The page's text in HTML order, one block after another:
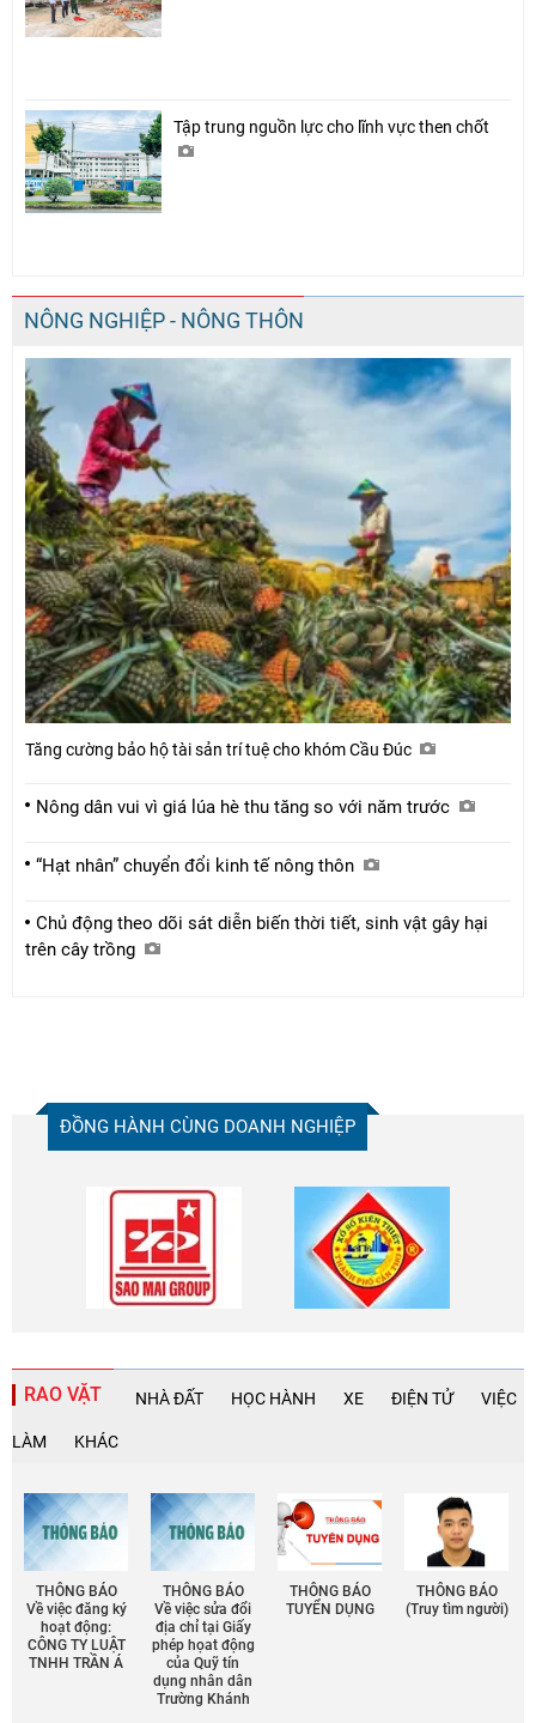
Tập trung nguồn lực cho lĩnh vực then chốt
NÔNG NGHIỆP - NÔNG THÔN
Tăng cường bảo hộ tài sản trí tuệ cho khóm Cầu Đúc
Nông dân vui vì giá lúa hè thu tăng so với năm trước
“Hạt nhân” chuyển đổi kinh tế nông thôn
Chủ động theo dõi sát diễn biến thời tiết, sinh vật gây hại
trên cây trồng
ĐỒNG HÀNH CÙNG DOANH NGHIỆP
RAO VẶT NHÀ ĐẤT HỌC HÀNH XE ĐIỆN TỬ VIỆC
LÀM KHÁC
THÔNG BÁO
Về việc đăng ký
hoạt động:
CÔNG TY LUẬT
TNHH TRẦN Á
THÔNG BÁO
Về việc sửa đổi
địa chỉ tại Giấy
phép họat động
của Quỹ tín
dụng nhân dân
Trường Khánh
THÔNG BÁO
TUYỂN DỤNG
THÔNG BÁO
(Truy tìm người)